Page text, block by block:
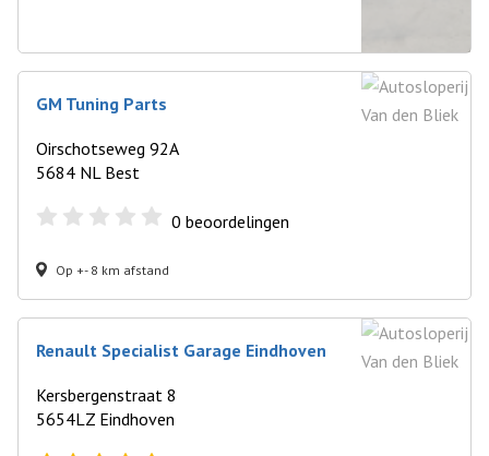
GM Tuning Parts
Oirschotseweg 92A
5684 NL Best
0 beoordelingen
Op +- 8 km afstand
Renault Specialist Garage Eindhoven
Kersbergenstraat 8
5654LZ Eindhoven